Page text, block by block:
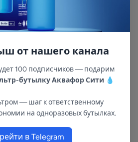
Татарстан и Марий Эл
с 2002 года.
от нашего канала
100 подписчиков — подарим
бутылку Аквафор Сити 💧
— шаг к ответственному
на одноразовых бутылках.
в Telegram